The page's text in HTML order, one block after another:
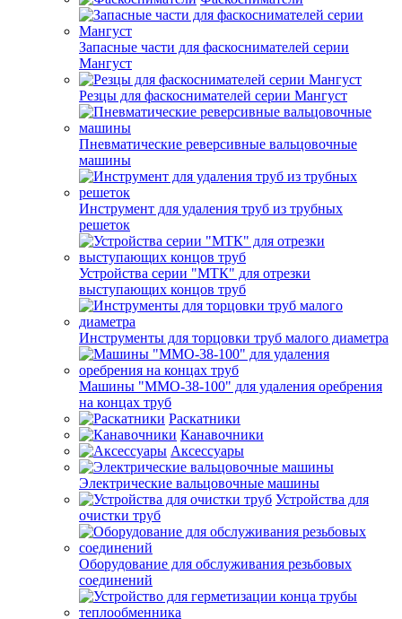
Запасные части для фаскоснимателей серии
Мангуст
Резцы для фаскоснимателей серии Мангуст
Пневматические реверсивные вальцовочные
машины
Инструмент для удаления труб из трубных
решеток
Устройства серии "МТК" для отрезки
выступающих концов труб
Инструменты для торцовки труб малого диаметра
Машины "ММО-38-100" для удаления оребрения
на концах труб
Раскатники
Канавочники
Аксессуары
Электрические вальцовочные машины
Устройства для
очистки труб
Оборудование для обслуживания резьбовых
соединений